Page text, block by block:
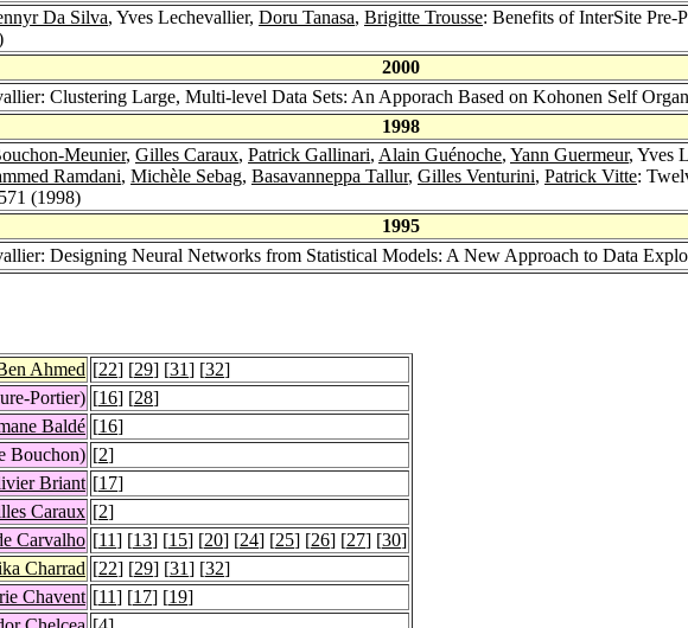
Da Silva, Yves Lechevallier, Doru Tanasa, Brigitte Trousse: Benefits of InterSite Pre-
2000
Clustering Large, Multi-level Data Sets: An Apporach Based on Kohonen Self
1998
Meunier, Gilles Caraux, Patrick Gallinari, Alain Guénoche, Yann Guermeur, Yves
Ramdani, Michèle Sebag, Basavanneppa Tallur, Gilles Venturini, Patrick Vitte:
(1998)
1995
Designing Neural Networks from Statistical Models: A New Approach to Data
Ahmed [22] [29] [31] [32]
Portier) [16] [28]
Baldé [16]
Bouchon) [2]
Briant [17]
Caraux [2]
Carvalho [11] [13] [15] [20] [24] [25] [26] [27] [30]
Charrad [22] [29] [31] [32]
Chavent [11] [17] [19]